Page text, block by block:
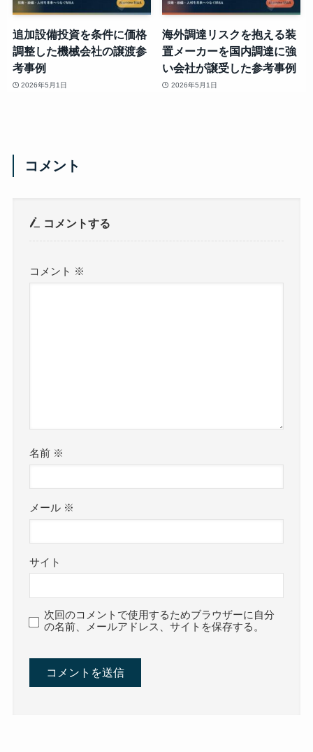
追加設備投資を条件に価格
調整した機械会社の譲渡参
考事例
2026年5月1日
海外調達リスクを抱える装
置メーカーを国内調達に強
い会社が譲受した参考事例
2026年5月1日
コメント
コメントする
コメント ※
名前 ※
メール ※
サイト
次回のコメントで使用するためブラウザーに自分
の名前、メールアドレス、サイトを保存する。